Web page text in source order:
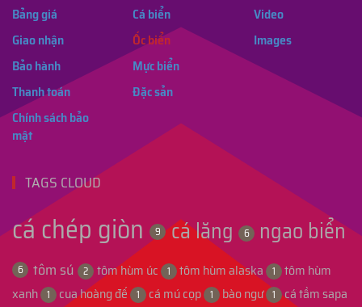
Bảng giá
Giao nhận
Bảo hành
Thanh toán
Chính sách bảo
mật
Cá biển
Ốc biển
Mực biển
Đặc sản
Video
Images
TAGS CLOUD
cá chép giòn 9 cá lăng 6 ngao biển
6 tôm sú 2 tôm hùm úc 1 tôm hùm alaska 1
tôm hùm
xanh 1 cua hoàng đế 1 cá mú cọp 1 bào ngư 1 cá tầm sapa